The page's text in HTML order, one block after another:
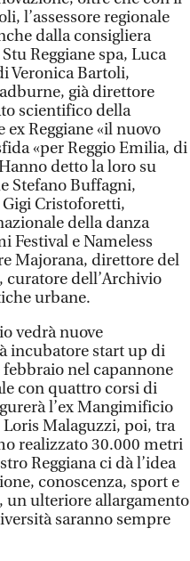
l’assessore regionale
dalla consigliera
Reggiane spa, Luca
Veronica Bartoli,
già direttore
scientifico della
Reggiane «il nuovo
«per Reggio Emilia, di
detto la loro su
Stefano Buffagni,
Cristoforetti,
della danza
Festival e Nameless
Majorana, direttore del
curatore dell’Archivio
urbane.
vedrà nuove
incubatore start up di
febbraio nel capannone
con quattro corsi di
l’ex Mangimificio
Malaguzzi, poi, tra
realizzato 30.000 metri
Reggiana ci dà l’idea
conoscenza, sport e
un ulteriore allargamento
saranno sempre